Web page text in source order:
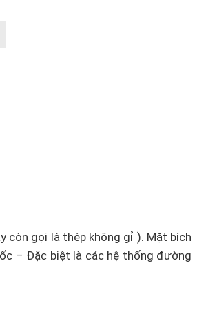
còn gọi là thép không gỉ ). Mặt bích
– Đặc biệt là các hệ thống đường